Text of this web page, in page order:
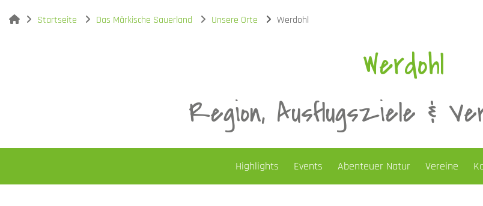
You are here:
Startseite Das Märkische Sauerland Unsere Orte Werdohl
Werdohl
Region, Ausflugsziele &
Highlights Events Abenteuer Natur Vereine